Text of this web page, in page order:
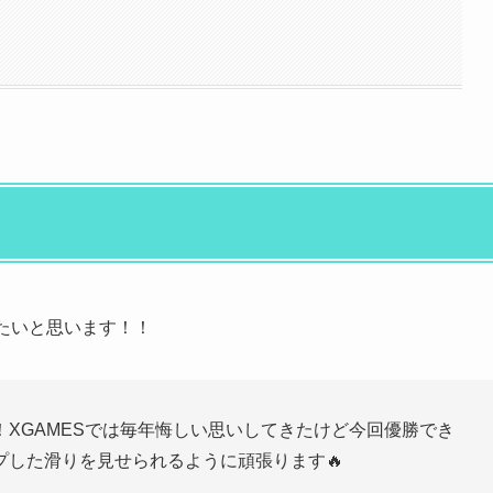
と思います！！
では毎年悔しい思いしてきたけど今回優勝でき
た滑りを見せられるように頑張ります🔥